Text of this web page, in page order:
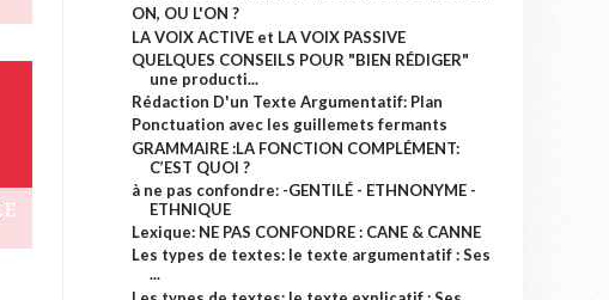
ON, OU L'ON ?
LA VOIX ACTIVE et LA VOIX PASSIVE
QUELQUES CONSEILS POUR "BIEN RÉDIGER"
une producti...
Rédaction D'un Texte Argumentatif: Plan
Ponctuation avec les guillemets fermants
GRAMMAIRE :LA FONCTION COMPLÉMENT:
C’EST QUOI ?
à ne pas confondre: -GENTILÉ - ETHNONYME -
ETHNIQUE
Lexique: NE PAS CONFONDRE : CANE & CANNE
Les types de textes: le texte argumentatif : Ses
...